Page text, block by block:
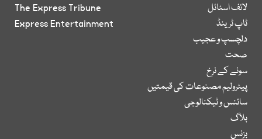
لائف اسٹائل
ٹاپ ٹرینڈ
دلچسپ و عجیب
صحت
سونے کے نرخ
پیٹرولیم مصنوعات کی قیمتیں
سائنس و ٹیکنالوجی
بلاگ
بزنس
The Express Tribune
Express Entertainment